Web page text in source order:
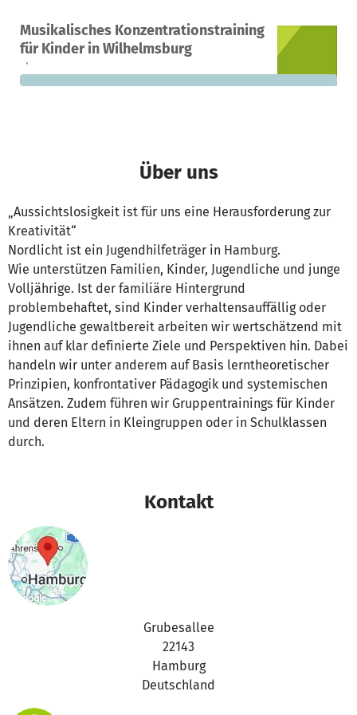
Musikalisches Konzentrationstraining
für Kinder in Wilhelmsburg
Ein Projekt in Hamburg, Deutschland
0 0 %
finanziert
Über uns
„Aussichtslosigkeit ist für uns eine Herausforderung zur
Kreativität“
Nordlicht ist ein Jugendhilfeträger in Hamburg.
Wie unterstützen Familien, Kinder, Jugendliche und junge
Volljährige. Ist der familiäre Hintergrund
problembehaftet, sind Kinder verhaltensauffällig oder
Jugendliche gewaltbereit arbeiten wir wertschätzend mit
ihnen auf klar definierte Ziele und Perspektiven hin. Dabei
handeln wir unter anderem auf Basis lerntheoretischer
Prinzipien, konfrontativer Pädagogik und systemischen
Ansätzen. Zudem führen wir Gruppentrainings für Kinder
und deren Eltern in Kleingruppen oder in Schulklassen
durch.
Kontakt
Grubesallee
22143
Hamburg
Deutschland